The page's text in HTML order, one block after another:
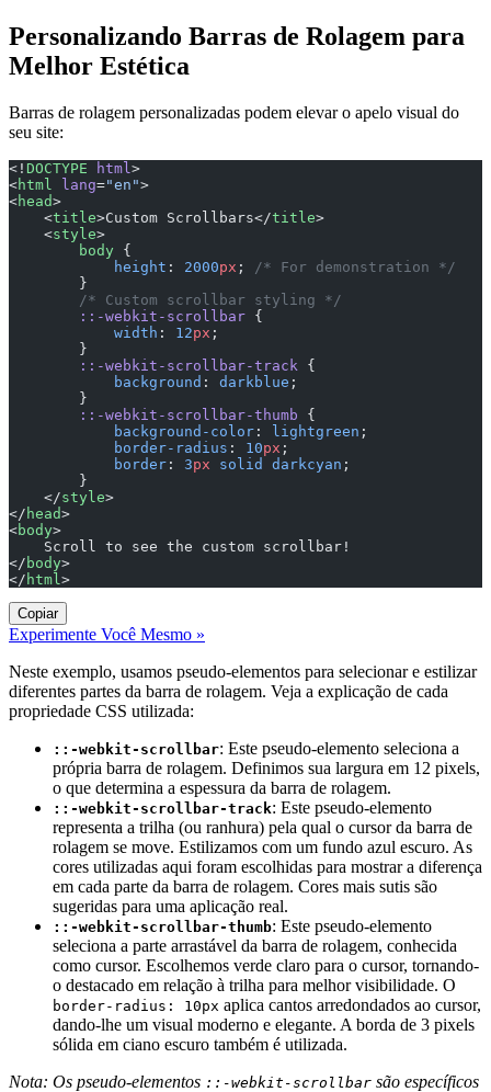
Personalizando Barras de Rolagem para
Melhor Estética
Barras de rolagem personalizadas podem elevar o apelo visual do
seu site:
<! DOCTYPE html >
<html lang="en">
<head>
    <
title>Custom Scrollbars</title>
    <
style>
        body
{
            height
: 2000px ;
/* For demonstration */
        }
        /* Custom scrollbar styling */
        ::-webkit-scrollbar
{
            width
: 12px ;
        }
        ::-webkit-scrollbar-track
{
            background
: darkblue ;
        }
        ::-webkit-scrollbar-thumb
{
            background-color
: lightgreen ;
            border-radius
: 10px ;
            border
: 3px solid darkcyan ;
        }
    </
style>
</ head>
<body>
    Scroll to see the custom scrollbar!
</ body>
</ html >
Copiar
Experimente Você Mesmo »
Neste exemplo, usamos pseudo-elementos para selecionar e estilizar
diferentes partes da barra de rolagem. Veja a explicação de cada
propriedade CSS utilizada:
::-webkit-scrollbar: Este pseudo-elemento seleciona a
própria barra de rolagem. Definimos sua largura em 12 pixels,
o que determina a espessura da barra de rolagem.
::-webkit-scrollbar-track: Este pseudo-elemento
representa a trilha (ou ranhura) pela qual o cursor da barra de
rolagem se move. Estilizamos com um fundo azul escuro. As
cores utilizadas aqui foram escolhidas para mostrar a diferença
em cada parte da barra de rolagem. Cores mais sutis são
sugeridas para uma aplicação real.
::-webkit-scrollbar-thumb: Este pseudo-elemento
seleciona a parte arrastável da barra de rolagem, conhecida
como cursor. Escolhemos verde claro para o cursor, tornando-
o destacado em relação à trilha para melhor visibilidade. O
border-radius: 10px aplica cantos arredondados ao cursor,
dando-lhe um visual moderno e elegante. A borda de 3 pixels
sólida em ciano escuro também é utilizada.
Nota: Os pseudo-elementos ::-webkit-scrollbar são específicos